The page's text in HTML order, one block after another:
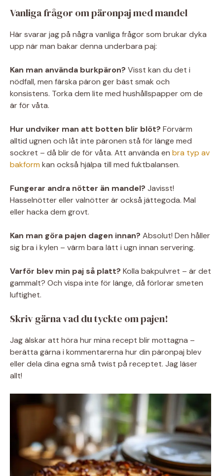
Vanliga frågor om päronpaj med mandel
Här svarar jag på några vanliga frågor som brukar dyka
upp när man bakar denna underbara paj:
Kan man använda burkpäron? Visst kan du det i
nödfall, men färska päron ger bäst smak och
konsistens. Torka dem lite med hushållspapper om de
är för våta.
Hur undviker man att botten blir blöt? Förvärm
alltid ugnen och låt inte päronen stå för länge med
sockret – då blir de för våta. Att använda en bra typ av
bakform kan också hjälpa till med fuktbalansen.
Fungerar andra nötter än mandel? Javisst!
Hasselnötter eller valnötter är också jättegoda. Mal
eller hacka dem grovt.
Kan man göra pajen dagen innan? Absolut! Den håller
sig bra i kylen – värm bara lätt i ugn innan servering.
Varför blev min paj så platt? Kolla bakpulvret – är det
gammalt? Och vispa inte för länge, då förlorar smeten
luftighet.
Skriv gärna vad du tyckte om pajen!
Jag älskar att höra hur mina recept blir mottagna –
berätta gärna i kommentarerna hur din päronpaj blev
eller dela dina egna små twist på receptet. Jag läser
allt!